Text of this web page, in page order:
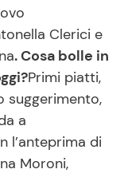
Facili e Veloci
Feste
Clerici e
. Cosa bolle in
Primi piatti,
suggerimento,
a
l’anteprima di
Moroni,